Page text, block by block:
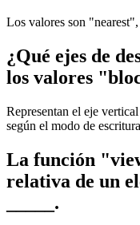
Los valores son
¿Qué ejes de
los valores
Representan el eje
según el modo de
La función
relativa de un
_____.